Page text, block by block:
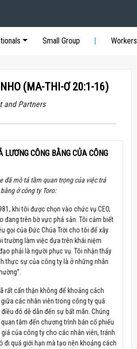
Small Group Workers
(MA-THI-Ơ 20:1-16)
and Partners
LƯƠNG CÔNG BẰNG CỦA CÔNG
đã mô tả tầm quan trọng của việc trả
ở công ty Toro:
khi tôi được chọn vào chức vụ CEO,
đang trên bờ vực phá sản. Tôi cảm biết
gọi của Đức Chúa Trời cho tôi để xây
trường làm việc dựa trên khái niệm
phải là người phục vụ. Tôi nhận thấy
thực sự của công ty là ở những nhân
rất cẩn thận không để khoảng cách
giữa các nhân viên trong công ty quá
đó dễ dẫn đến sự bất mãn. Chúng
tâm đến chương trình bán cổ phiếu
của công ty cho các nhân viên, tránh
đi quá giới hạn mà tạo nên khoảng cách